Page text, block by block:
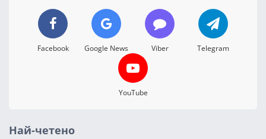
Facebook Google News Viber Telegram
YouTube
Най-четено